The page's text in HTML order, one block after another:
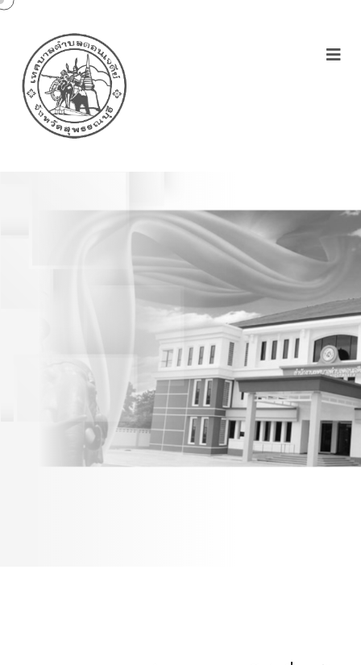
ประกาศเทศบาลตำบล
ดอนเจดีย์ เรื่องผู้ชนะการ
เสนอราคาซื้อวัสดุก่อสร้าง
จำนวน 13รายการ โดยวิธี
เฉพาะเจาะจง 7/2/65